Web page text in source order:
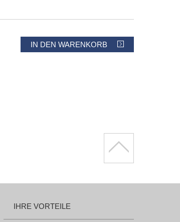
IN DEN WARENKORB
IHRE VORTEILE